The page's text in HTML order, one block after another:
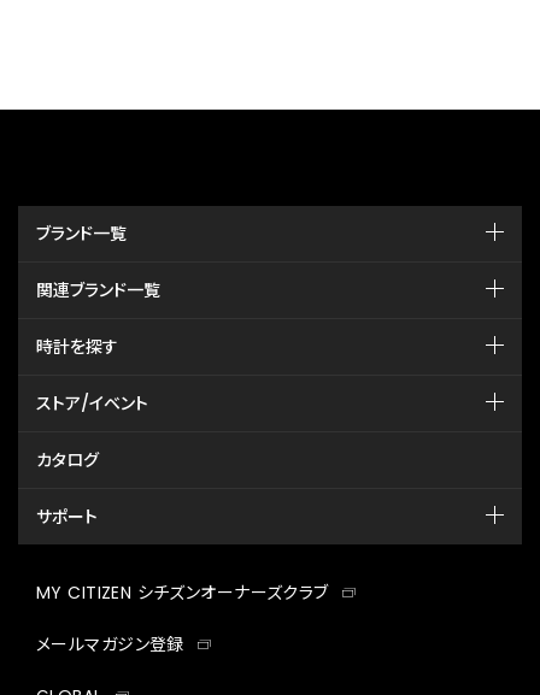
ブランド一覧
関連ブランド一覧
時計を探す
ストア/イベント
カタログ
サポート
MY CITIZEN シチズンオーナーズクラブ
メールマガジン登録